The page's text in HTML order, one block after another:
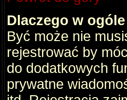
Dlaczego w
Być może nie
rejestrować by
do dodatkowych
prywatne